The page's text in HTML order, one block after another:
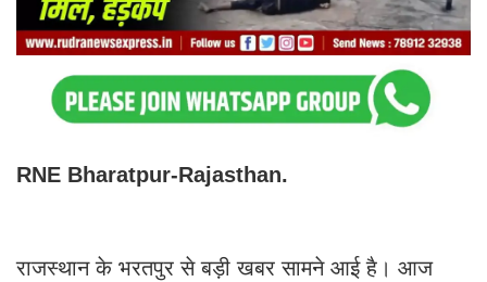
RNE Bharatpur-Rajasthan.
राजस्थान के भरतपुर से बड़ी खबर सामने आई है। आज